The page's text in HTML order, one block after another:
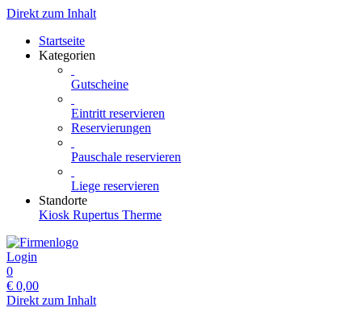
Direkt zum Inhalt
Startseite
Kategorien
Gutscheine
Eintritt reservieren
Reservierungen
Pauschale reservieren
Liege reservieren
Standorte
Kiosk Rupertus Therme
Login
0
€ 0,00
Direkt zum Inhalt